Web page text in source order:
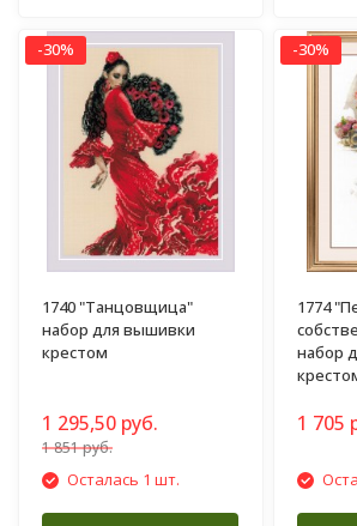
-30%
1740 "Танцовщица"
набор для вышивки
крестом
1 295,50 руб.
1 851 руб.
Осталась 1 шт.
-30%
1774
набор
1 705